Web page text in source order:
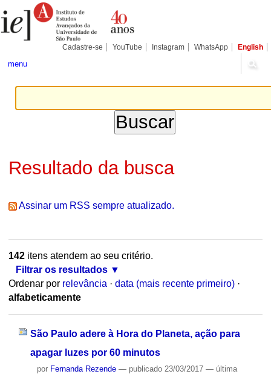
para
conteúdo.
Pessoais
Cadastre-se YouTube Instagram WhatsApp English
menu
Resultado da busca
Assinar um RSS sempre atualizado.
142itens atendem ao seu critério.
Filtrar os resultados
Ordenar por relevância · data (mais recente primeiro) ·
alfabeticamente
São Paulo adere à Hora do Planeta, ação para
apagar luzes por 60 minutos
por Fernanda Rezende — publicado23/03/2017 — última